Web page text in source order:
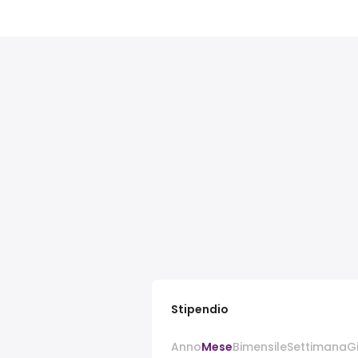
Stipendio
AnnoMeseBimensileSettimana